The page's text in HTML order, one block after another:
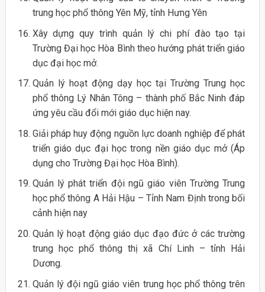
trung học phổ thông Yên Mỹ, tỉnh Hưng Yên
Xây dựng quy trình quản lý chi phí đào tạo tại
Trường Đại học Hòa Bình theo hướng phát triển giáo
dục đại học mở.
Quản lý hoạt động dạy học tại Trường Trung học
phổ thông Lý Nhân Tông – thành phố Bắc Ninh đáp
ứng yêu cầu đổi mới giáo dục hiện nay.
Giải pháp huy động nguồn lực doanh nghiệp để phát
triển giáo dục đại học trong nền giáo dục mở (Áp
dụng cho Trường Đại học Hòa Bình).
Quản lý phát triển đội ngũ giáo viên Trường Trung
học phổ thông A Hải Hậu – Tỉnh Nam Định trong bối
cảnh hiện nay
Quản lý hoạt động giáo dục đạo đức ở các trường
trung học phổ thông thị xã Chí Linh – tỉnh Hải
Dương.
Quản lý đội ngũ giáo viên trung học phổ thông trên